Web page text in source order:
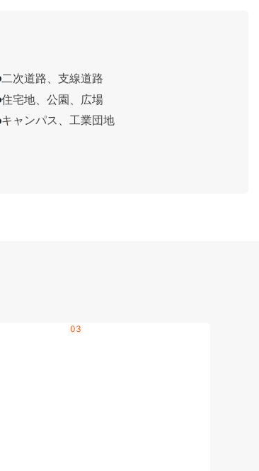
二次道路、支線道路
住宅地、公園、広場
キャンパス、工業団地